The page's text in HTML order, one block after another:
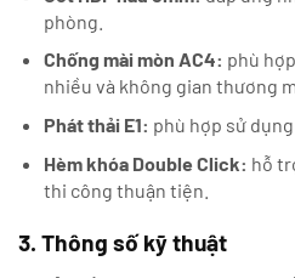
phòng.
Chống mài mòn AC4: phù
nhiều và không gian thương
Phát thải E1: phù hợp sử
Hèm khóa Double Click: hỗ
thi công thuận tiện.
3. Thông số kỹ thuật